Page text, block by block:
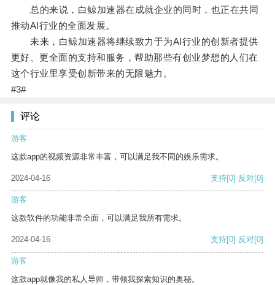
总的来说，白鲸加速器在成就企业的同时，也正在共同
推动AI行业的全面发展。
未来，白鲸加速器将继续致力于为AI行业的创新者提供
更好、更全面的支持和服务，帮助那些有创业梦想的人们在
这个行业里享受创新带来的无限魅力。
#3#
评论
游客
这款app的视频资源非常丰富，可以满足我不同的娱乐需求。
2024-04-16 支持[0] 反对[0]
游客
这款软件的功能非常全面，可以满足我所有需求。
2024-04-16 支持[0] 反对[0]
游客
这款app就像我的私人导师，带领我探索知识的奥秘。